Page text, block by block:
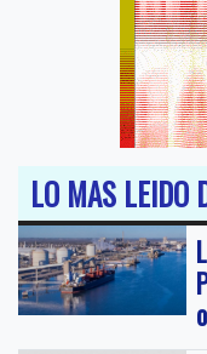
LO MAS LEIDO